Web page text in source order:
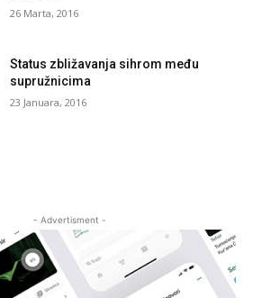
26 Marta, 2016
Status zbližavanja sihrom među
supružnicima
23 Januara, 2016
- Advertisment -